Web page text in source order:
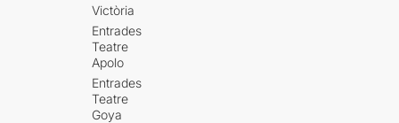
Victòria
Entrades
Teatre
Apolo
Entrades
Teatre
Goya